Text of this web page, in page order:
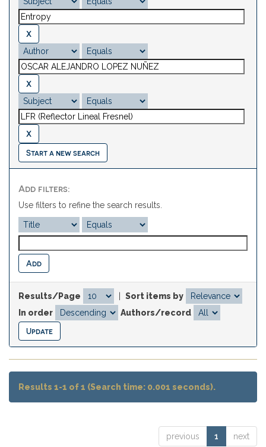
Start a new search
Add filters:
Use filters to refine the search results.
Results/Page
Sort items by
In order
Authors/record
Results 1-1 of 1 (Search time: 0.001 seconds).
previous 1 next